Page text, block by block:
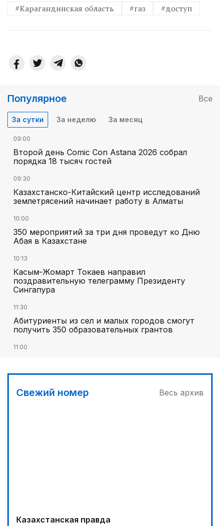
#Карагандинская область #газ #доступ
Популярное Все
За сутки За неделю За месяц
09:00
Второй день Comic Con Astana 2026 собрал
порядка 18 тысяч гостей
09:30
Казахстанско-Китайский центр исследований
землетрясений начинает работу в Алматы
10:00
350 мероприятий за три дня проведут ко Дню
Абая в Казахстане
10:13
Касым-Жомарт Токаев направил
поздравительную телеграмму Президенту
Сингапура
11:30
Абитуриенты из сел и малых городов смогут
получить 350 образовательных грантов
11:00
МЧС запустило новые станции мониторинга
Свежий номер Весь архив
Казахстанская правда